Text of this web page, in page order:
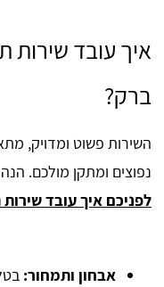
איך עובד שירות
ברק?
השירות פשוט ומדויק,
נפוצים ומתקן מולכם.
לפניכם איך עובד
אבחון ותמחור: